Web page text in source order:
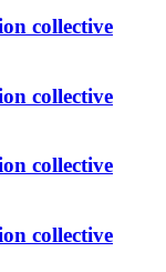
collective
collective
collective
collective